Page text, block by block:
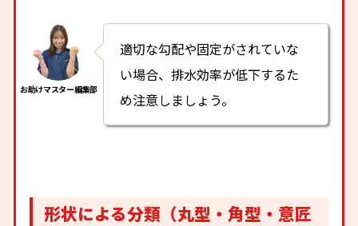
適切な勾配や固定がされていな
い場合、排水効率が低下するた
め注意しましょう。
形状による分類（丸型・角型・意匠